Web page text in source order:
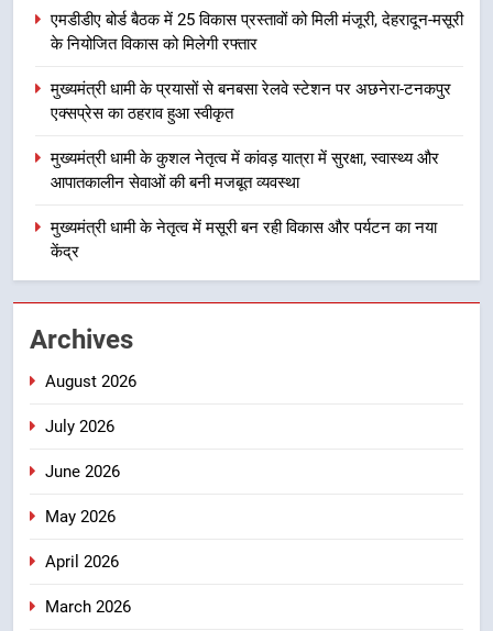
एमडीडीए बोर्ड बैठक में 25 विकास प्रस्तावों
को मिली मंजूरी, देहरादून-मसूरी के
नियोजित विकास को मिलेगी रफ्तार
उत्तराखंड
मुख्यमंत्री धामी के प्रयासों से बनबसा रेलवे
स्टेशन पर अछनेरा-टनकपुर एक्सप्रेस का
ठहराव हुआ स्वीकृत
उत्तराखंड
5
एमडीडीए बोर्ड बैठक में 25 विकास प्रस्तावों को मिली मंजूरी, देहरादून-मसूरी
के नियोजित विकास को मिलेगी रफ्तार
मुख्यमंत्री धामी के प्रयासों से बनबसा रेलवे स्टेशन पर अछनेरा-टनकपुर
एक्सप्रेस का ठहराव हुआ स्वीकृत
मुख्यमंत्री धामी के कुशल नेतृत्व में कांवड़ यात्रा में सुरक्षा, स्वास्थ्य और
आपातकालीन सेवाओं की बनी मजबूत व्यवस्था
मुख्यमंत्री धामी के नेतृत्व में मसूरी बन रही विकास और पर्यटन का नया
केंद्र
Archives
August 2026
July 2026
June 2026
May 2026
April 2026
March 2026